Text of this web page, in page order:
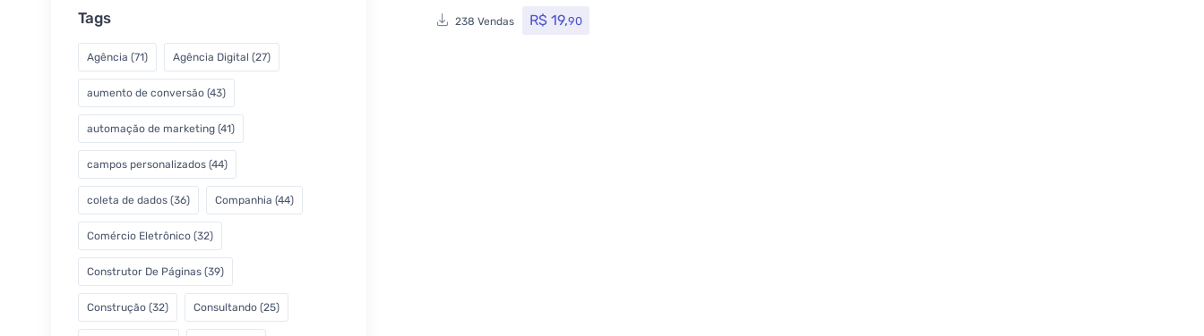
238 Vendas R$19,90
Tags
Agência (71) Agência Digital (27)
aumento de conversão (43)
automação de marketing (41)
campos personalizados (44)
coleta de dados (36) Companhia (44)
Comércio Eletrônico (32)
Construtor De Páginas (39)
Construção (32) Consultando (25)